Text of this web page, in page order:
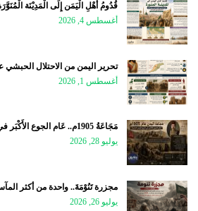
قُدُومُ أَهْلِ الْيَمَن إِلَى الْمَدِيْنَة
أغسطس 4, 2026
تحرير اليمن من الاحتلال الحبشي عام 572م. معركة
أغسطس 1, 2026
مَجَاعَةُ 1905م.. عَام الجوع الأَكْبَر في تاريخ اليمن…
يوليو 28, 2026
مجزرة تَنُوْمَةَ.. واحدة من أكثر
يوليو 26, 2026